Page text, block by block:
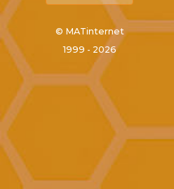
© MATinternet
1999 - 2026